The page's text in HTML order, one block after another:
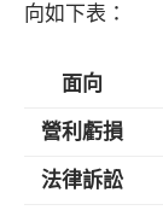
向如下表：
面向
營利虧損
法律訴訟